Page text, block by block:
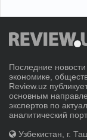
Последние
экономике,
Review.uz
основным
экспертов по
аналитический
Узбекистан, г.